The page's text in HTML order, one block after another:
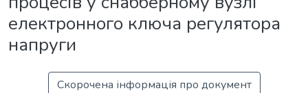
електронного ключа регулятора
напруги
Скорочена інформація про документ